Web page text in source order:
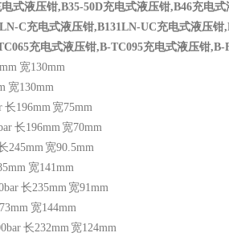
电式液压钳,B35-50D充电式液压钳,B46充电式
C充电式液压钳,B131LN-UC充电式液压钳
充电式液压钳,B-TC095充电式液压钳,B-
宽130mm
宽130mm
长196mm 宽75mm
长196mm 宽70mm
245mm 宽90.5mm
宽141mm
长235mm 宽91mm
宽144mm
长232mm 宽124mm